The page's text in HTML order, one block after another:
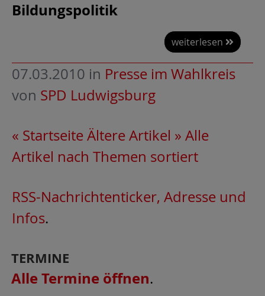
Bildungspolitik
weiterlesen
07.03.2010 in Presse im Wahlkreis
von SPD Ludwigsburg
« StartseiteÄltere Artikel » Alle
Artikel nach Themen sortiert
RSS-Nachrichtenticker, Adresse und
Infos.
TERMINE
Alle Termine öffnen.